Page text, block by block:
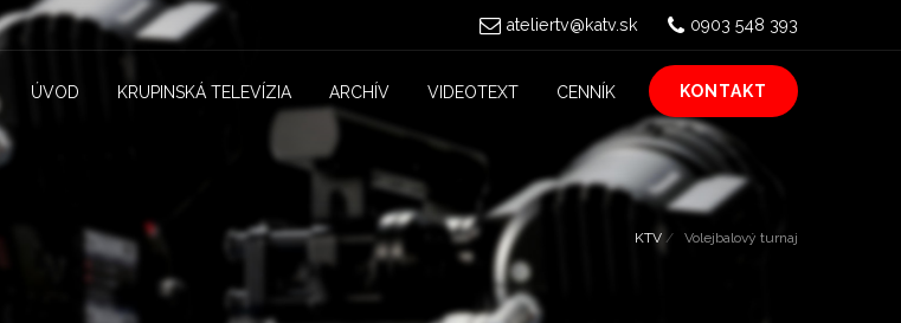
ateliertv@katv.sk 0903 548 393
ÚVOD KRUPINSKÁ TELEVÍZIA ARCHÍV VIDEOTEXT CENNÍK KONTAKT
KTV Volejbalový turnaj